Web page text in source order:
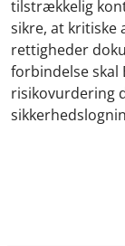
tilstrækkelig
sikre, at kritiske
rettigheder
forbindelse skal
risikovurdering